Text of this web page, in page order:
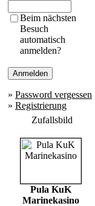
Beim nächsten
Besuch
automatisch
anmelden?
» Password vergessen
» Registrierung
Zufallsbild
Pula KuK
Marinekasino